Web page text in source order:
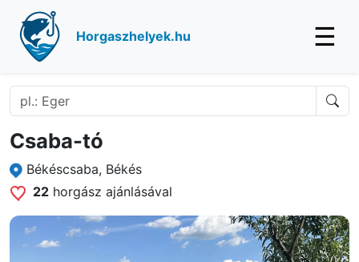
Horgaszhelyek.hu ☰
Csaba-tó
Békéscsaba, Békés
22 horgász ajánlásával